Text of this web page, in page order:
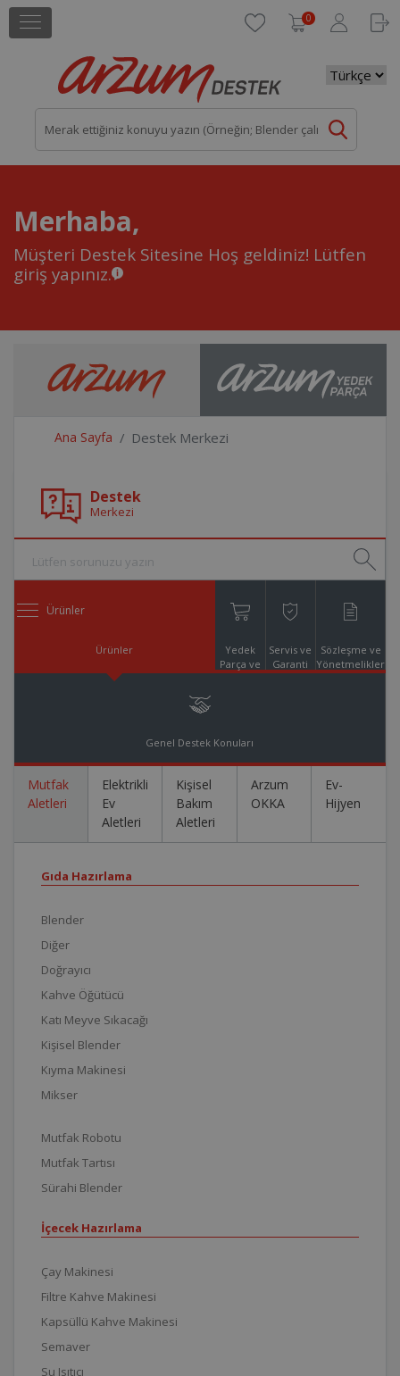
0
Merhaba,
Müşteri Destek Sitesine Hoş geldiniz! Lütfen
giriş yapınız.
Ana Sayfa Destek Merkezi
Destek
Merkezi
Ürünler
Ürünler
Yedek
Parça ve
Servis ve
Garanti
Sözleşme ve
Yönetmelikler
Genel Destek Konuları
Mutfak
Aletleri
Elektrikli
Ev
Aletleri
Kişisel
Bakım
Aletleri
Arzum
OKKA
Ev-
Hijyen
Gıda Hazırlama
Blender
Diğer
Doğrayıcı
Kahve Öğütücü
Katı Meyve Sıkacağı
Kişisel Blender
Kıyma Makinesi
Mikser
Mutfak Robotu
Mutfak Tartısı
Sürahi Blender
İçecek Hazırlama
Çay Makinesi
Filtre Kahve Makinesi
Kapsüllü Kahve Makinesi
Semaver
Su Isıtıcı